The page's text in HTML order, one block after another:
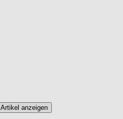
Artikel anzeigen